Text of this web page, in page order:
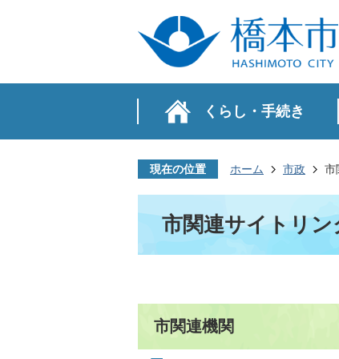
くらし・手続き
現在の位置 ホーム 市政 市
市関連サイトリン
市関連機関